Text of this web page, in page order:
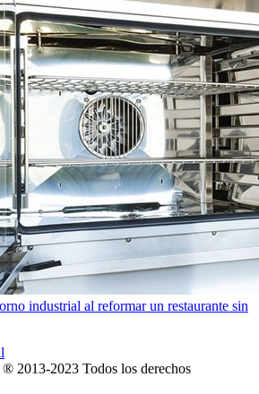
industrial al reformar un restaurante sin
2013-2023 Todos los derechos